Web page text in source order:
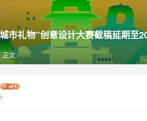
市礼物”创意设计大赛截稿延期至
正文